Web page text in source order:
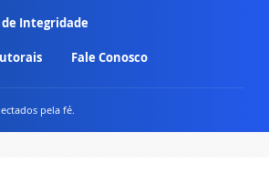
Integridade
Fale Conosco
pela fé.